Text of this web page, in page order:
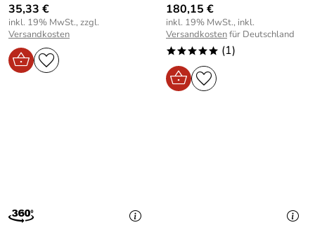
35,33 €
inkl. 19% MwSt., zzgl.
Versandkosten
180,15 €
inkl. 19% MwSt., inkl.
Versandkostenfür Deutschland
***** (1)